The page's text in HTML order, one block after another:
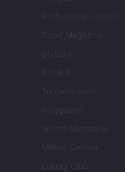
Professione Lavoro
Sport Magazine
Style24
Think.it
Tuobenessere
Viaggiamo
Nonne Magazine
Milano Cortina
Luxury Club